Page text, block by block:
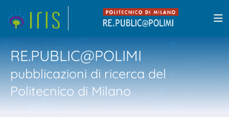
RE.PUBLIC@POLIMI
pubblicazioni di ricerca del
Politecnico di Milano